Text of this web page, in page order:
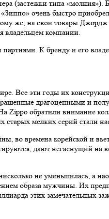
(застежки типа «молния»).
очень быстро
же, на свои товары
владельцем компании.
К бренду и его
Все эти годы их
драгоценными и
обратили внимание
старых мелких серий стали
времена корейской и
дают негаснущий на
не уменьшилась, а
образа мужчины. Их
этих замечательных